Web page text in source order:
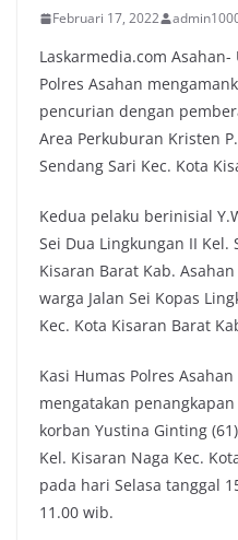
Februari 17, 2022
Laskarmedia.com
Polres Asahan
pencurian dengan
Area Perkuburan Kristen
Sendang Sari Kec. Kota
Kedua pelaku berinisial
Sei Dua Lingkungan II Kel.
Kisaran Barat Kab.
warga Jalan Sei Kopas
Kec. Kota Kisaran Barat
Kasi Humas Polres
mengatakan
korban Yustina Ginting
Kel. Kisaran Naga Kec.
pada hari Selasa tanggal
11.00 wib.